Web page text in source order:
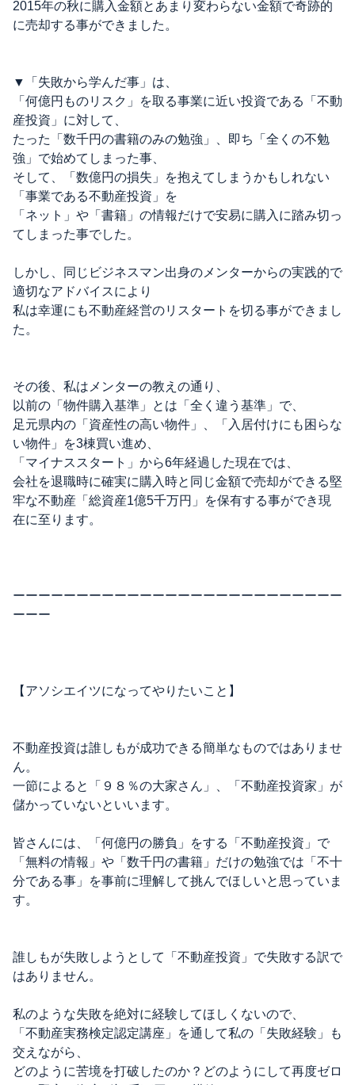
2015年の秋に購入金額とあまり変わらない金額で奇跡的
に売却する事ができました。
▼「失敗から学んだ事」は、
「何億円ものリスク」を取る事業に近い投資である「不動
産投資」に対して、
たった「数千円の書籍のみの勉強」、即ち「全くの不勉
強」で始めてしまった事、
そして、「数億円の損失」を抱えてしまうかもしれない
「事業である不動産投資」を
「ネット」や「書籍」の情報だけで安易に購入に踏み切っ
てしまった事でした。
しかし、同じビジネスマン出身のメンターからの実践的で
適切なアドバイスにより
私は幸運にも不動産経営のリスタートを切る事ができまし
た。
その後、私はメンターの教えの通り、
以前の「物件購入基準」とは「全く違う基準」で、
足元県内の「資産性の高い物件」、「入居付けにも困らな
い物件」を3棟買い進め、
「マイナススタート」から6年経過した現在では、
会社を退職時に確実に購入時と同じ金額で売却ができる堅
牢な不動産「総資産1億5千万円」を保有する事ができ現
在に至ります。
ーーーーーーーーーーーーーーーーーーーーーーーーーー
ーーー
【アソシエイツになってやりたいこと】
不動産投資は誰しもが成功できる簡単なものではありませ
ん。
一節によると「９８％の大家さん」、「不動産投資家」が
儲かっていないといいます。
皆さんには、「何億円の勝負」をする「不動産投資」で
「無料の情報」や「数千円の書籍」だけの勉強では「不十
分である事」を事前に理解して挑んでほしいと思っていま
す。
誰しもが失敗しようとして「不動産投資」で失敗する訳で
はありません。
私のような失敗を絶対に経験してほしくないので、
「不動産実務検定認定講座」を通して私の「失敗経験」も
交えながら、
どのように苦境を打破したのか？どのようにして再度ゼロ